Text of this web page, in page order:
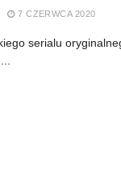
7 CZERWCA 2020
serialu